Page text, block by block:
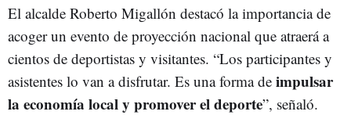
El alcalde Roberto Migallón destacó la importancia de
acoger un evento de proyección nacional que atraerá a
cientos de deportistas y visitantes. “Los participantes y
asistentes lo van a disfrutar. Es una forma de impulsar
la economía local y promover el deporte”, señaló.